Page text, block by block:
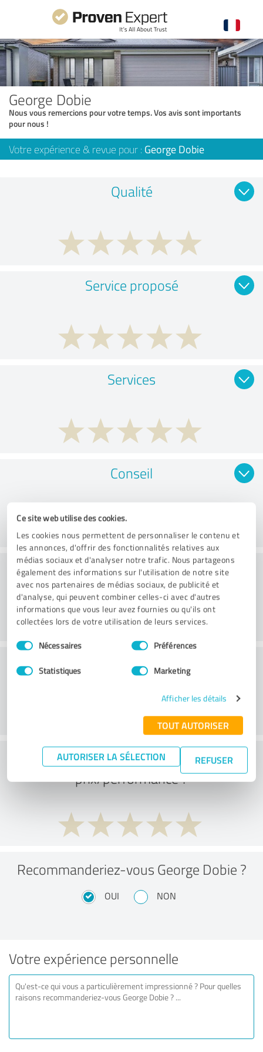
Ce site web utilise des cookies.
Les cookies nous permettent de personnaliser le contenu et
les annonces, d'offrir des fonctionnalités relatives aux
médias sociaux et d'analyser notre trafic. Nous partageons
également des informations sur l'utilisation de notre site
avec nos partenaires de médias sociaux, de publicité et
d'analyse, qui peuvent combiner celles-ci avec d'autres
informations que vous leur avez fournies ou qu'ils ont
collectées lors de votre utilisation de leurs services.
Sélection
du
Nécessaires Préférences
Statistiques Marketing
Afficher les détails
TOUT AUTORISER
AUTORISER LA SÉLECTION REFUSER
George Dobie
Nous vous remercions pour votre temps. Vos avis sont importants
pour nous !
Votre expérience & revue pour : George Dobie
Qualité
Service proposé
Services
Conseil
Convivialité
Service à la clientèle
Que pensez-vous du rapport
prix/performance ?
Recommanderiez-vous George Dobie ?
OUI NON
Votre expérience personnelle